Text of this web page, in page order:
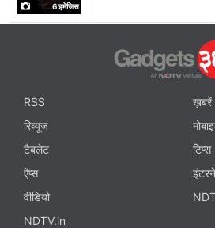
6 इमेजिस
RSS
ख़बरें
रिव्यूज
टैबलेट
टिप्स
ऐप्स
वीडियो
NDTV.in